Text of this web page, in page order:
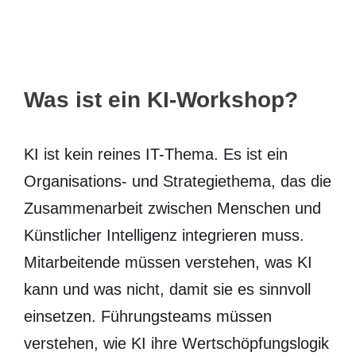
Was ist ein KI-Workshop?
KI ist kein reines IT-Thema. Es ist ein
Organisations- und Strategiethema, das die
Zusammenarbeit zwischen Menschen und
Künstlicher Intelligenz integrieren muss.
Mitarbeitende müssen verstehen, was KI
kann und was nicht, damit sie es sinnvoll
einsetzen. Führungsteams müssen
verstehen, wie KI ihre Wertschöpfungslogik